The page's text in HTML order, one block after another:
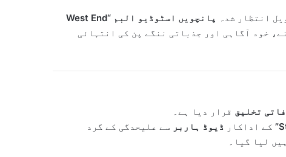
انتظار شدہ
پانچویں اسٹوڈیو البم “West End
خود آگاہی اور جذباتی ننگے پن کی انتہائی
تخلیق قرار دیا ہے۔
کے اداکار ڈیوڈ ہاربر سے علیحدگی کے گرد
لیا گیا۔